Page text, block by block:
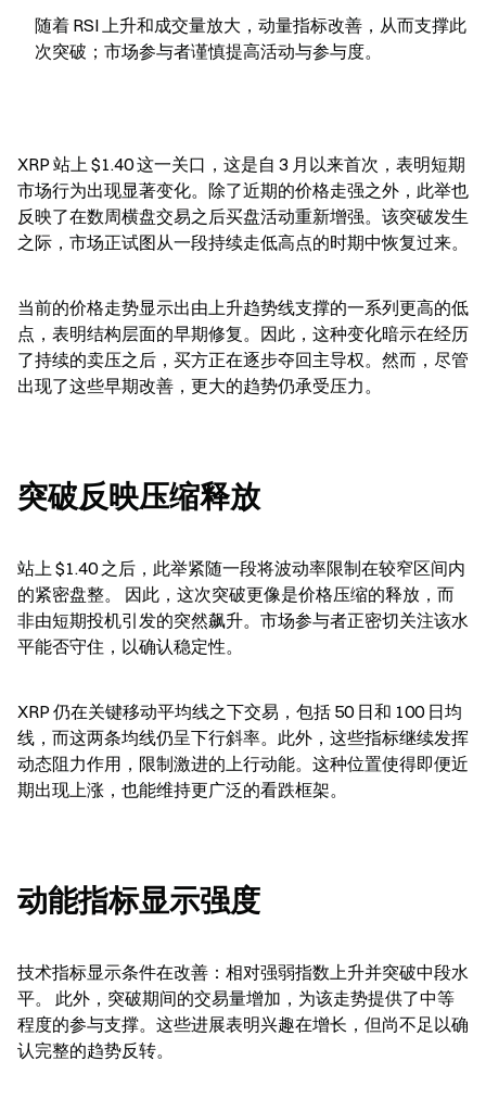
随着 RSI 上升和成交量放大，动量指标改善，从而支撑此
次突破；市场参与者谨慎提高活动与参与度。
XRP 站上 $1.40 这一关口，这是自 3 月以来首次，表明短期
市场行为出现显著变化。除了近期的价格走强之外，此举也
反映了在数周横盘交易之后买盘活动重新增强。该突破发生
之际，市场正试图从一段持续走低高点的时期中恢复过来。
当前的价格走势显示出由上升趋势线支撑的一系列更高的低
点，表明结构层面的早期修复。因此，这种变化暗示在经历
了持续的卖压之后，买方正在逐步夺回主导权。然而，尽管
出现了这些早期改善，更大的趋势仍承受压力。
突破反映压缩释放
站上 $1.40 之后，此举紧随一段将波动率限制在较窄区间内
的紧密盘整。 因此，这次突破更像是价格压缩的释放，而
非由短期投机引发的突然飙升。市场参与者正密切关注该水
平能否守住，以确认稳定性。
XRP 仍在关键移动平均线之下交易，包括 50 日和 100 日均
线，而这两条均线仍呈下行斜率。此外，这些指标继续发挥
动态阻力作用，限制激进的上行动能。这种位置使得即便近
期出现上涨，也能维持更广泛的看跌框架。
动能指标显示强度
技术指标显示条件在改善：相对强弱指数上升并突破中段水
平。 此外，突破期间的交易量增加，为该走势提供了中等
程度的参与支撑。这些进展表明兴趣在增长，但尚不足以确
认完整的趋势反转。